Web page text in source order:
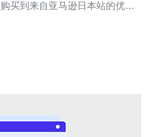
买到来自亚马逊日本站的优质
1月31日。在这段时间内，用户